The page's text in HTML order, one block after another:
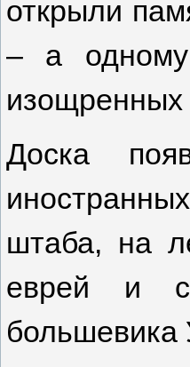
открыли
– а одному
изощренных
Доска
штаба, на
еврей и
большевика